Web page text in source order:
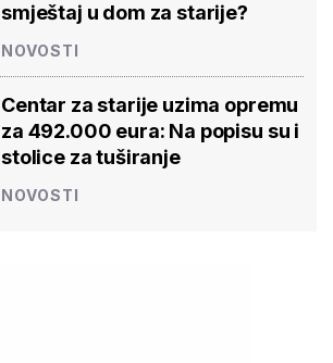
smještaj u dom za starije?
NOVOSTI
Centar za starije uzima opremu
za 492.000 eura: Na popisu su i
stolice za tuširanje
NOVOSTI